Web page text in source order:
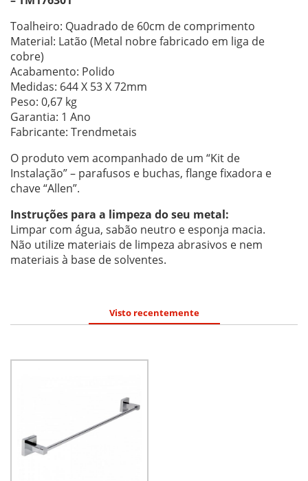
Toalheiro: Quadrado de 60cm de comprimento
Material: Latão (Metal nobre fabricado em liga de
cobre)
Acabamento: Polido
Medidas: 644 X 53 X 72mm
Peso: 0,67 kg
Garantia: 1 Ano
Fabricante: Trendmetais
O produto vem acompanhado de um “Kit de
Instalação” – parafusos e buchas, flange fixadora e
chave “Allen”.
Instruções para a limpeza do seu metal:
Limpar com água, sabão neutro e esponja macia.
Não utilize materiais de limpeza abrasivos e nem
materiais à base de solventes.
Visto recentemente